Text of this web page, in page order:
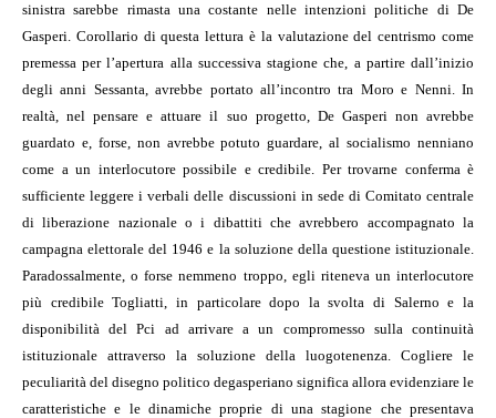
sinistra sarebbe rimasta una costante nelle intenzioni politiche di De
Gasperi. Corollario di questa lettura è la valutazione del centrismo come
premessa per l’apertura alla successiva stagione che, a partire dall’inizio
degli anni Sessanta, avrebbe portato all’incontro tra Moro e Nenni. In
realtà, nel pensare e attuare il suo progetto, De Gasperi non avrebbe
guardato e, forse, non avrebbe potuto guardare, al socialismo nenniano
come a un interlocutore possibile e credibile. Per trovarne conferma è
sufficiente leggere i verbali delle discussioni in sede di Comitato centrale
di liberazione nazionale o i dibattiti che avrebbero accompagnato la
campagna elettorale del 1946 e la soluzione della questione istituzionale.
Paradossalmente, o forse nemmeno troppo, egli riteneva un interlocutore
più credibile Togliatti, in particolare dopo la svolta di Salerno e la
disponibilità del Pci ad arrivare a un compromesso sulla continuità
istituzionale attraverso la soluzione della luogotenenza. Cogliere le
peculiarità del disegno politico degasperiano significa allora evidenziare le
caratteristiche e le dinamiche proprie di una stagione che presentava